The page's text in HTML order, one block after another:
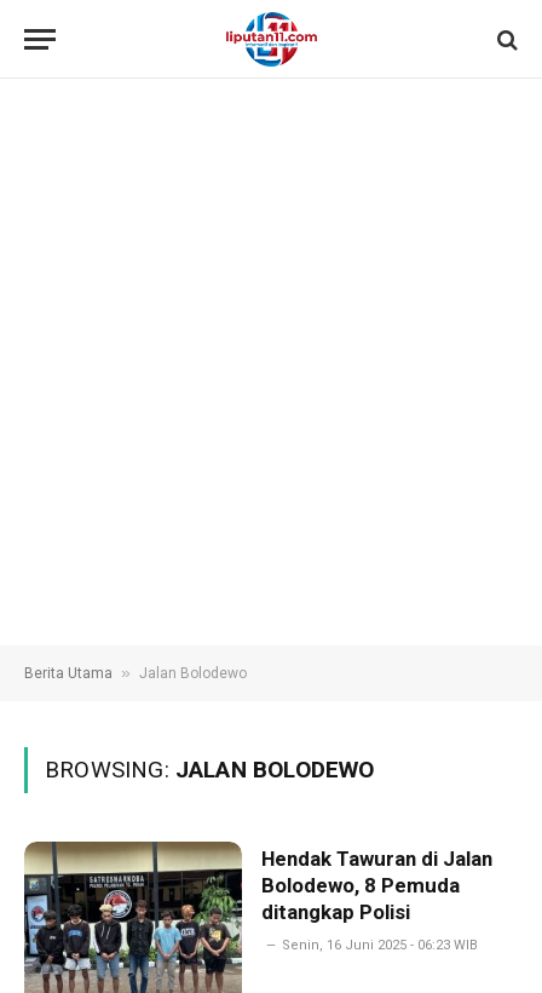
Berita Utama » Jalan Bolodewo
BROWSING: JALAN BOLODEWO
Hendak Tawuran di Jalan
Bolodewo, 8 Pemuda
ditangkap Polisi
Senin, 16 Juni 2025 - 06:23 WIB